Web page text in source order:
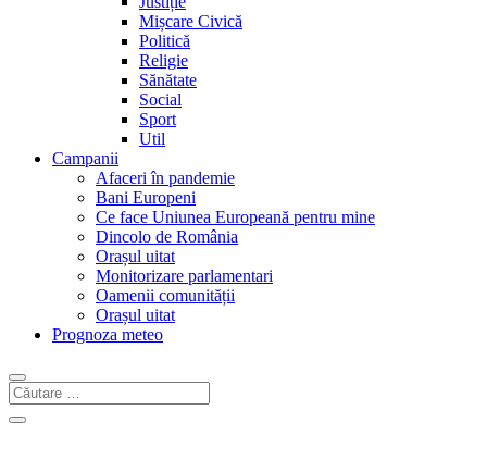
Mișcare Civică
Politică
Religie
Sănătate
Social
Sport
Util
Campanii
Afaceri în pandemie
Bani Europeni
Ce face Uniunea Europeană pentru mine
Dincolo de România
Orașul uitat
Monitorizare parlamentari
Oamenii comunității
Orașul uitat
Prognoza meteo